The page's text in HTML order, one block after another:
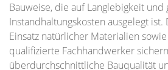
Bauweise, die auf Langlebigkeit und
Instandhaltungskosten ausgelegt
Einsatz natürlicher Materialien
qualifizierte Fachhandwerker
überdurchschnittliche Bauqualität